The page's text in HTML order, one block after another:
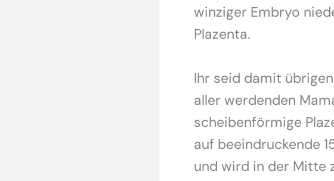
winziger Embryo
Plazenta.
Ihr seid damit
aller werdenden
scheibenförmige
auf beeindruckende
und wird in der Mitte